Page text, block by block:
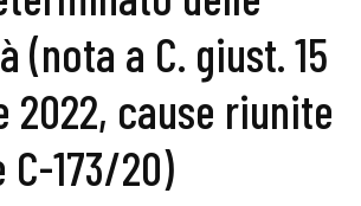
(nota a C. giust. 15
2022, cause riunite
173/20)